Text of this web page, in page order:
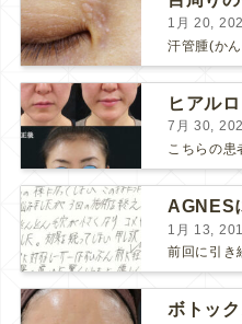
1月 20,
7月 30,
AGNES
1月 13,
ボトッ